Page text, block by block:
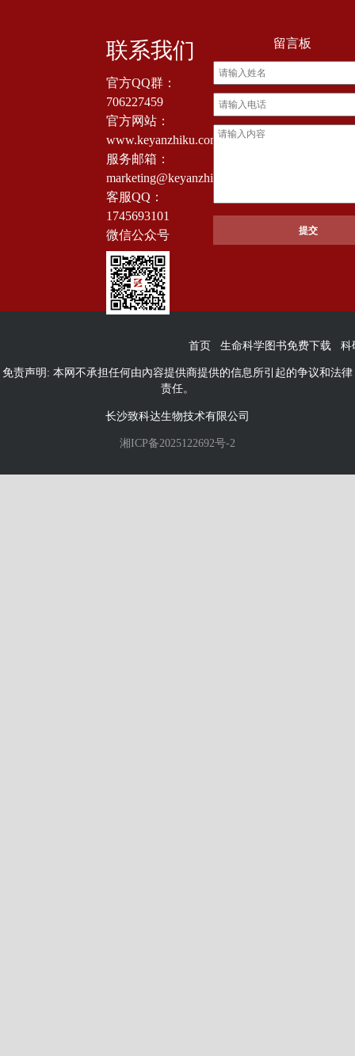
联系我们
官方QQ群：
706227459
官方网站：
www.keyanzhiku.com
服务邮箱：
marketing@keyanzhiku.com
客服QQ：
1745693101
微信公众号
留言板
首页 生命科学图书免费下载 科
免责声明: 本网不承担任何由內容提供商提供的信息所引起的争议和法律
责任。
长沙致科达生物技术有限公司
湘ICP备2025122692号-2